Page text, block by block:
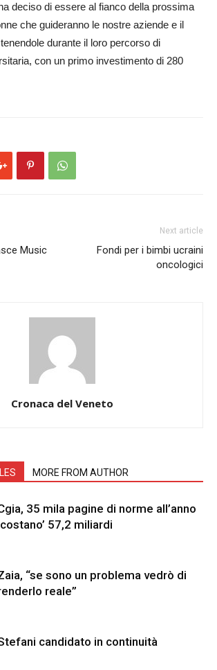
deciso di essere al fianco della prossima
che guideranno le nostre aziende e il
durante il loro percorso di
con un primo investimento di 280
Music
Next article
Fondi per i bimbi ucraini
oncologici
Cronaca del Veneto
MORE FROM AUTHOR
35 mila pagine di norme all’anno
57,2 miliardi
“se sono un problema vedrò di
reale”
candidato in continuità